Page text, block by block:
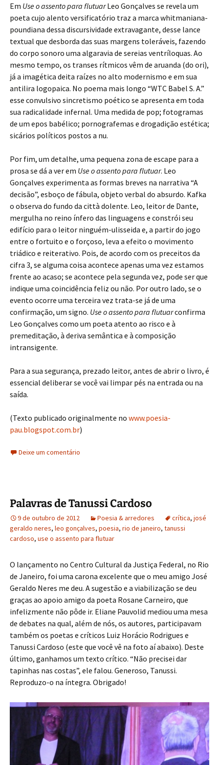
Em Use o assento para flutuarLeo Gonçalves se revela um
poeta cujo alento versificatório traz a marca whitmaniana-
poundiana dessa discursividade extravagante, desse lance
textual que desborda das suas margens toleráveis, fazendo
do corpo sonoro uma algaravia de sereias ventríloquas. Ao
mesmo tempo, os transes rítmicos vêm de aruanda (do ori),
já a imagética deita raízes no alto modernismo e em sua
antilira logopaica. No poema mais longo “WTC Babel S. A.”
esse convulsivo sincretismo poético se apresenta em toda
sua radicalidade infernal. Uma medida de pop; fotogramas
de um epos babélico; pornografemas e drogadição estética;
sicários políticos postos a nu.
Por fim, um detalhe, uma pequena zona de escape para a
prosa se dá a ver em Use o assento para flutuar. Leo
Gonçalves experimenta as formas breves na narrativa “A
decisão”, esboço de fábula, objeto verbal do absurdo. Kafka
o observa do fundo da città dolente. Leo, leitor de Dante,
mergulha no reino ínfero das linguagens e constrói seu
edifício para o leitor ninguém-ulisseida e, a partir do jogo
entre o fortuito e o forçoso, leva a efeito o movimento
triádico e reiterativo. Pois, de acordo com os preceitos da
cifra 3, se alguma coisa acontece apenas uma vez estamos
frente ao acaso; se acontece pela segunda vez, pode ser que
indique uma coincidência feliz ou não. Por outro lado, se o
evento ocorre uma terceira vez trata-se já de uma
confirmação, um signo. Use o assento para flutuarconfirma
Leo Gonçalves como um poeta atento ao risco e à
premeditação, à deriva semântica e à composição
intransigente.
Para a sua segurança, prezado leitor, antes de abrir o livro, é
essencial deliberar se você vai limpar pés na entrada ou na
saída.
(Texto publicado originalmente no www.poesia-
pau.blogspot.com.br)
Deixe um comentário
Palavras de Tanussi Cardoso
9 de outubro de 2012 Poesia & arredores crítica, josé
geraldo neres, leo gonçalves, poesia, rio de janeiro, tanussi
cardoso, use o assento para flutuar
O lançamento no Centro Cultural da Justiça Federal, no Rio
de Janeiro, foi uma carona excelente que o meu amigo José
Geraldo Neres me deu. A sugestão e a viabilização se deu
graças ao apoio amigo da poeta Rosane Carneiro, que
infelizmente não pôde ir. Eliane Pauvolid mediou uma mesa
de debates na qual, além de nós, os autores, participavam
também os poetas e críticos Luiz Horácio Rodrigues e
Tanussi Cardoso (este que você vê na foto aí abaixo). Deste
último, ganhamos um texto crítico. “Não precisei dar
tapinhas nas costas”, ele falou. Generoso, Tanussi.
Reproduzo-o na íntegra. Obrigado!